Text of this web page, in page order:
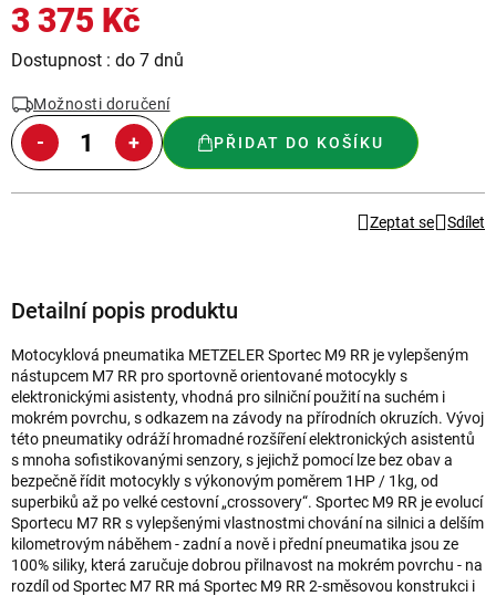
3 375 Kč
Měrná
Dostupnost : do 7 dnů
Možnosti doručení
PŘIDAT DO KOŠÍKU
Zeptat se Sdílet
Detailní popis produktu
Motocyklová pneumatika METZELER Sportec M9 RR je vylepšeným
nástupcem M7 RR pro sportovně orientované motocykly s
elektronickými asistenty, vhodná pro silniční použití na suchém i
mokrém povrchu, s odkazem na závody na přírodních okruzích. Vývoj
této pneumatiky odráží hromadné rozšíření elektronických asistentů
s mnoha sofistikovanými senzory, s jejichž pomocí lze bez obav a
bezpečně řídit motocykly s výkonovým poměrem 1HP / 1kg, od
superbiků až po velké cestovní „crossovery“. Sportec M9 RR je evolucí
Sportecu M7 RR s vylepšenými vlastnostmi chování na silnici a delším
kilometrovým náběhem - zadní a nově i přední pneumatika jsou ze
100% siliky, která zaručuje dobrou přilnavost na mokrém povrchu - na
rozdíl od Sportec M7 RR má Sportec M9 RR 2-směsovou konstrukci i